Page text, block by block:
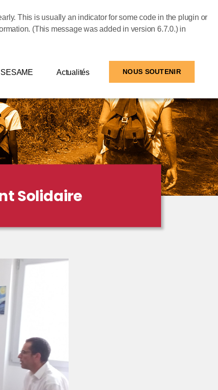
This is usually an indicator for some code in the plugin or
(This message was added in version 6.7.0.) in
SESAME Actualités NOUS SOUTENIR
Solidaire